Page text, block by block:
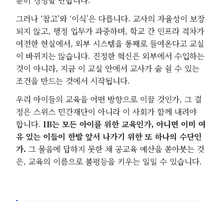
그러나 ‘참고’와 ‘이식’은 다릅니다. 교사의 자율성이 보장
되지 않고, 행정 업무가 과중하며, 학교 간 인프라 격차가
여전한 현실에서, 외부 시스템을 통째로 들여온다고 교실
이 바뀌지는 않습니다. 진정한 혁신은 외부에서 수입하는
것이 아니라, 지금 이 교실 안에서 교사가 숨 쉴 수 있는
조건을 만드는 것에서 시작됩니다.
우리 아이들의 교육을 어떤 방향으로 이끌 것인가, 그 결
정은 스위스 민간재단이 아니라 이 사회가 함께 내려야
합니다. IB는 모든 아이를 위한 교육인가, 아니면 이미 여
유 있는 이들이 한발 앞서 나가기 위한 또 하나의 수단인
가. 그 물음에 답하지 못한 채 공교육 예산을 쏟아붓는 것
은, 교육의 이름으로 불평등을 키우는 일일 수 있습니다.